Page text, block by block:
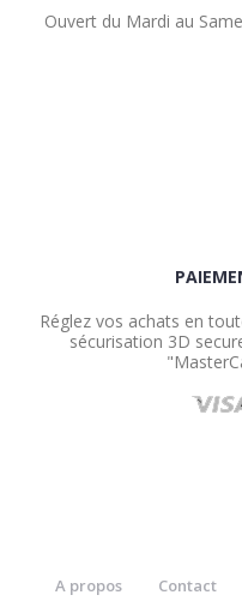
Ouvert du Mardi au
Réglez vos achats en
sécurisation 3D
A propos Contact